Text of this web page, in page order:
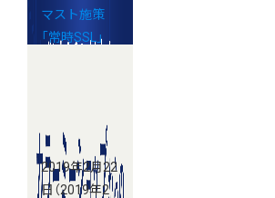
マスト施策
「常時SSL」
2019年2月22
日 （2019年2